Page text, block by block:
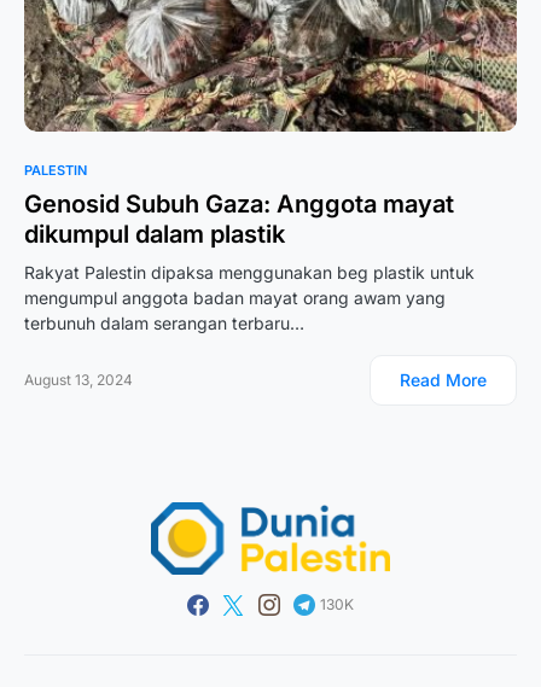
PALESTIN
Genosid Subuh Gaza: Anggota mayat
dikumpul dalam plastik
Rakyat Palestin dipaksa menggunakan beg plastik untuk
mengumpul anggota badan mayat orang awam yang
terbunuh dalam serangan terbaru…
August 13, 2024 Read More
130K